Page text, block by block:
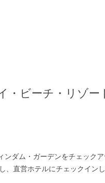
・ビーチ・リゾー
ダム・ガーデンをチェックア
直営ホテルにチェックインし